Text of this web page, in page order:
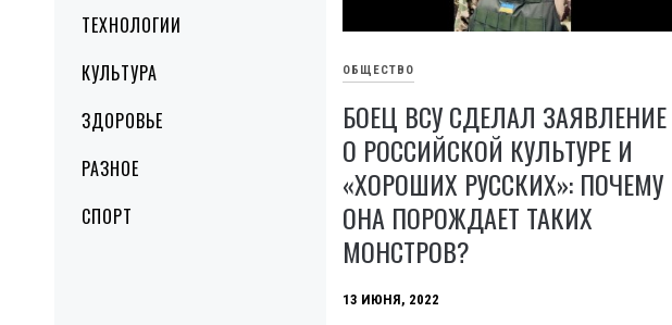
ТЕХНОЛОГИИ
КУЛЬТУРА
ЗДОРОВЬЕ
РАЗНОЕ
СПОРТ
ОБЩЕСТВО
БОЕЦ ВСУ СДЕЛАЛ ЗАЯВЛЕНИЕ
О РОССИЙСКОЙ КУЛЬТУРЕ И
«ХОРОШИХ РУССКИХ»: ПОЧЕМУ
ОНА ПОРОЖДАЕТ ТАКИХ
МОНСТРОВ?
13 ИЮНЯ, 2022